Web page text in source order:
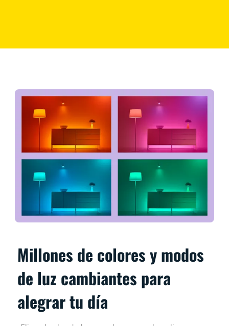
Millones de colores y modos
de luz cambiantes para
alegrar tu día